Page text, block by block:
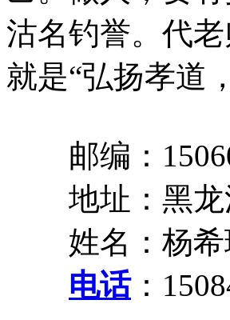
沽名钓誉。代
就是“弘扬孝道
邮编：
地址：黑龙
姓名：杨希
电话：